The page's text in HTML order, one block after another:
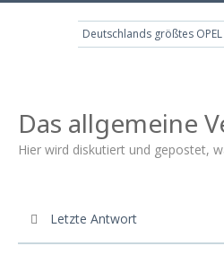
Deutschlands größtes OPEL
Das allgemeine
Hier wird diskutiert und gepostet,
Letzte Antwort